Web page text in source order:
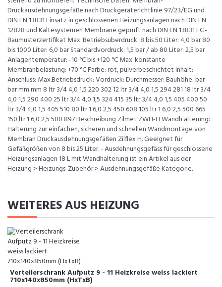
Druckausdehnungsgefäße nach Druckgeräterichtlinie 97/23/EG und
DIN EN 13831 Einsatz in geschlossenen Heizungsanlagen nach DIN EN
12828 und Kältesystemen Membrane geprüft nach DIN EN 13831 EG-
Baumusterzertifikat Max. Betriebsüberdruck: 8 bis 50 Liter: 4,0 bar 80
bis 1000 Liter: 6,0 bar Standardvordruck: 1,5 bar / ab 80 Liter: 2,5 bar
Anlagentemperatur: -10 °C bis +120 °C Max. konstante
Membranbelastung: +70 °C Farbe: rot, pulverbeschichtet Inhalt:
Anschluss: Max.Betriebsdruck: Vordruck: Durchmesser: Bauhöhe: bar
bar mm mm 8 ltr 3/4 4,0 1,5 220 302 12 ltr 3/4 4,0 1,5 294 281 18 ltr 3/4
4,0 1,5 290 400 25 ltr 3/4 4,0 1,5 324 415 35 ltr 3/4 4,0 1,5 405 400 50
ltr 3/4 4,0 1,5 405 510 80 ltr 1 6,0 2,5 450 608 105 ltr 1 6,0 2,5 500 665
150 ltr 1 6,0 2,5 500 897 Beschreibung Zilmet ZWH-H Wandh alterung:
Halterung zur einfachen, sicheren und schnellen Wandmontage von
Membran Druckausdehnungsgefäßen Zilflex H. Geeignet für
Gefäßgrößen von 8 bis 25 Liter. - Ausdehnungsgefäss für geschlossene
Heizungsanlagen 18 L mit Wandhalterung ist ein Artikel aus der
Heizung > Heizungs-Zubehör > Ausdehnungsgefäße Kategorie.
WEITERES AUS HEIZUNG
Verteilerschrank Aufputz 9 - 11 Heizkreise weiss lackiert
710x140x850mm (HxTxB)